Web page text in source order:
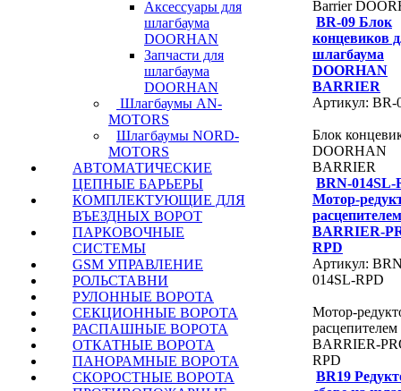
Аксессуары для
шлагбаума
DOORHAN
Запчасти для
шлагбаума
DOORHAN
Шлагбаумы AN-
MOTORS
Шлагбаумы NORD-
MOTORS
АВТОМАТИЧЕСКИЕ
ЦЕПНЫЕ БАРЬЕРЫ
КОМПЛЕКТУЮЩИЕ ДЛЯ
ВЪЕЗДНЫХ ВОРОТ
ПАРКОВОЧНЫЕ
СИСТЕМЫ
GSM УПРАВЛЕНИЕ
РОЛЬСТАВНИ
РУЛОННЫЕ ВОРОТА
СЕКЦИОННЫЕ ВОРОТА
РАСПАШНЫЕ ВОРОТА
ОТКАТНЫЕ ВОРОТА
ПАНОРАМНЫЕ ВОРОТА
СКОРОСТНЫЕ ВОРОТА
Barrier
BR-09 Блок
концевиков
шлагбаума
DOORHAN
BARRIER
Артикул: BR-
Блок
DOORHAN
BARRIER
BRN-014SL-
Мотор-
расцепителем
BARRIER-
RPD
Артикул:
014SL-RPD
Мотор-
расцепителем
BARRIER-
RPD
BR19